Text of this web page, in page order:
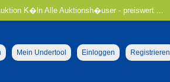
K�ln Alle Auktionsh�user - preiswert ...
Mein Undertool Einloggen Registrieren